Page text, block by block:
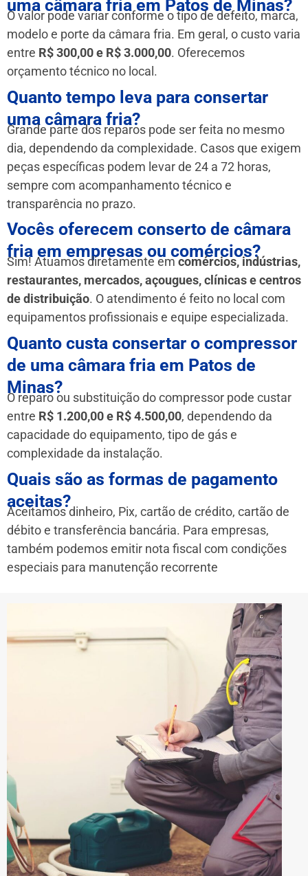
uma câmara fria em Patos de Minas?
O valor pode variar conforme o tipo de defeito, marca,
modelo e porte da câmara fria. Em geral, o custo varia
entre R$ 300,00 e R$ 3.000,00. Oferecemos
orçamento técnico no local.
Quanto tempo leva para consertar
uma câmara fria?
Grande parte dos reparos pode ser feita no mesmo
dia, dependendo da complexidade. Casos que exigem
peças específicas podem levar de 24 a 72 horas,
sempre com acompanhamento técnico e
transparência no prazo.
Vocês oferecem conserto de câmara
fria em empresas ou comércios?
Sim! Atuamos diretamente emcomércios, indústrias,
restaurantes, mercados, açougues, clínicas e centros
de distribuição. O atendimento é feito no local com
equipamentos profissionais e equipe especializada.
Quanto custa consertar o compressor
de uma câmara fria em Patos de
Minas?
O reparo ou substituição do compressor pode custar
entre R$ 1.200,00 e R$ 4.500,00, dependendo da
capacidade do equipamento, tipo de gás e
complexidade da instalação.
Quais são as formas de pagamento
aceitas?
Aceitamos dinheiro, Pix, cartão de crédito, cartão de
débito e transferência bancária. Para empresas,
também podemos emitir nota fiscal com condições
especiais para manutenção recorrente